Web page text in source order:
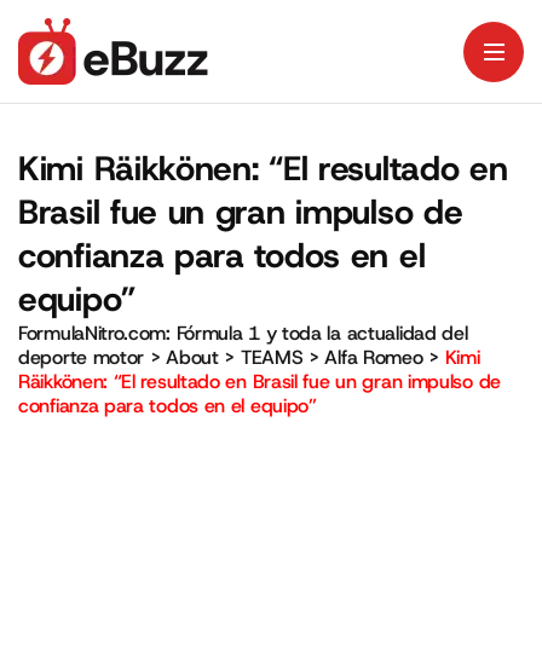
Kimi Räikkönen: “El resultado en
Brasil fue un gran impulso de
confianza para todos en el
equipo”
FormulaNitro.com: Fórmula 1 y toda la actualidad del
deporte motor >About> TEAMS >Alfa Romeo> Kimi
Räikkönen: “El resultado en Brasil fue un gran impulso de
confianza para todos en el equipo”